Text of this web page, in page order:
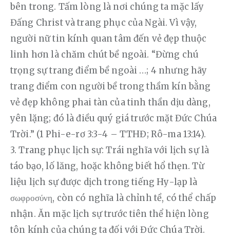
bên trong. Tấm lòng là nơi chúng ta mặc lấy
Đấng Christ và trang phục của Ngài. Vì vậy,
người nữ tin kính quan tâm đến vẻ đẹp thuộc
linh hơn là chăm chút bề ngoài. “Đừng chú
trọng sự trang điểm bề ngoài …; 4 nhưng hãy
trang điểm con người bề trong thầm kín bằng
vẻ đẹp không phai tàn của tinh thần dịu dàng,
yên lặng; đó là điều quý giá trước mặt Đức Chúa
Trời.” (1 Phi-e-rơ 3:3-4 – TTHĐ; Rô-ma 13:14).
3. Trang phục lịch sự: Trái nghĩa với lịch sự là
táo bạo, lố lăng, hoặc không biết hổ thẹn. Từ
liệu lịch sự được dịch trong tiếng Hy-lạp là
σωφροσύνη, còn có nghĩa là chỉnh tề, có thể chấp
nhận. Ăn mặc lịch sự trước tiên thể hiện lòng
tôn kính của chúng ta đối với Đức Chúa Trời.